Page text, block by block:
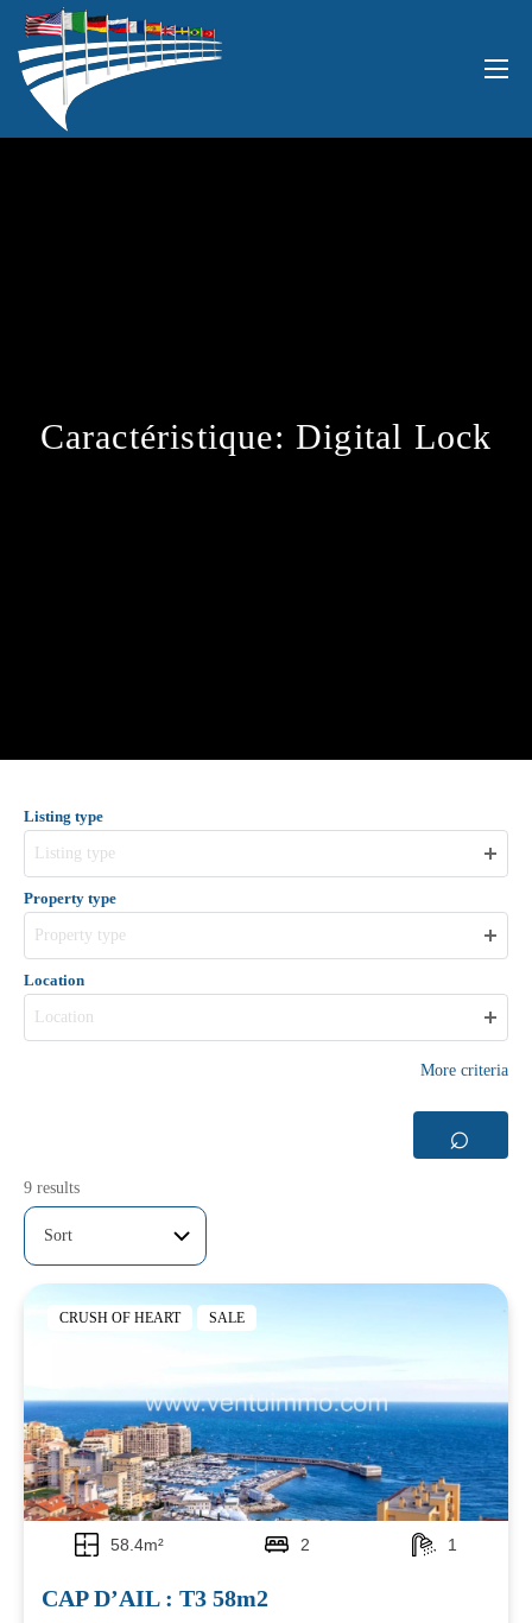
Caractéristique: Digital Lock
Listing type
Listing type
Property type
Property type
Location
Location
More criteria
⌕
9 results
CRUSH OF HEART SALE
58.4m² 2 1
CAP D’AIL : T3 58m2